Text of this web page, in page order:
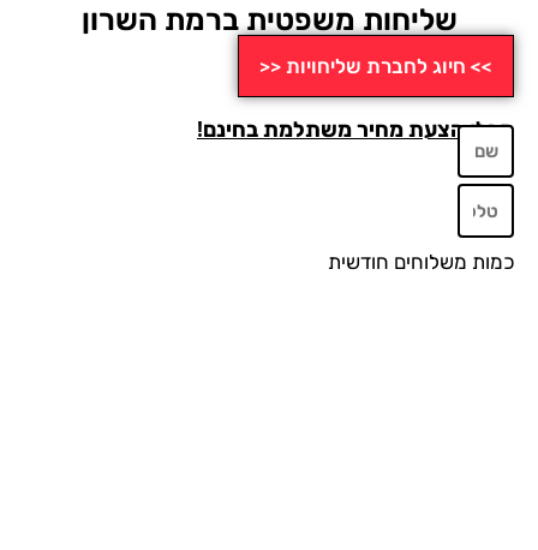
שליחות משפטית ברמת השרון
>> חיוג לחברת שליחויות <<
הצעת מחיר משתלמת בחינם!
משלוחים חודשית